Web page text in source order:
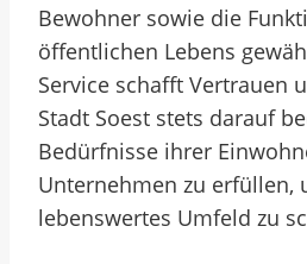
Bewohner sowie die
öffentlichen Lebens
Service schafft Vertrauen
Stadt Soest stets darauf
Bedürfnisse ihrer
Unternehmen zu erfüllen,
lebenswertes Umfeld zu